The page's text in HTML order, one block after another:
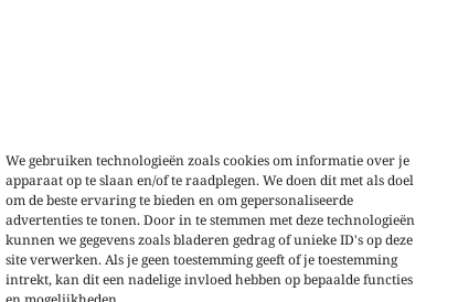
We gebruiken technologieën zoals cookies om informatie over je
apparaat op te slaan en/of te raadplegen. We doen dit met als doel
om de beste ervaring te bieden en om gepersonaliseerde
advertenties te tonen. Door in te stemmen met deze technologieën
kunnen we gegevens zoals bladeren gedrag of unieke ID's op deze
site verwerken. Als je geen toestemming geeft of je toestemming
intrekt, kan dit een nadelige invloed hebben op bepaalde functies